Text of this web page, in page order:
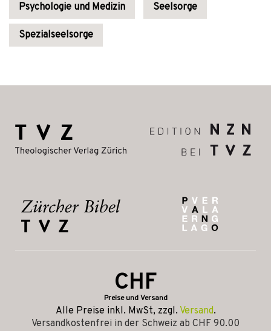
Psychologie und Medizin Seelsorge
Spezialseelsorge
CHF
Preise und Versand
Alle Preise inkl. MwSt, zzgl. Versand.
Versandkostenfrei in der Schweiz ab CHF 90.00